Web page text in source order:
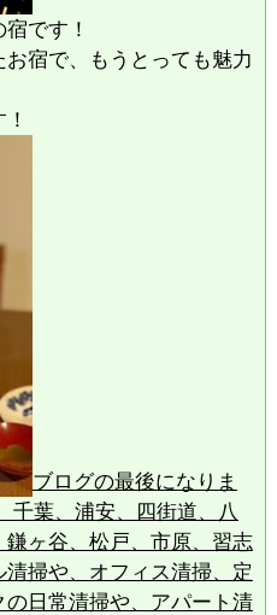
です！
宿で、もうとっても魅力
ブログの最後になりま
千葉、浦安、四街道、八
ヶ谷、松戸、市原、習志
掃や、オフィス清掃、定
日常清掃や、アパート清